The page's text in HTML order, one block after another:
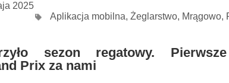
2025
Aplikacja mobilna, Żeglarstwo, Mrągowo,
sezon regatowy.
Prix za nami